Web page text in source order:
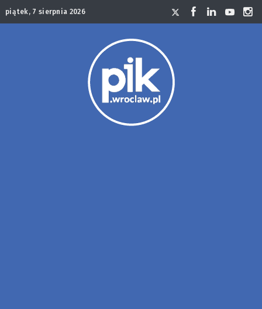
piątek, 7 sierpnia 2026